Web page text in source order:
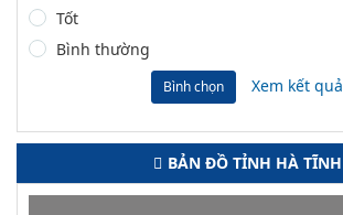
Tốt
Bình thường
Bình chọn Xem kết quả
BẢN ĐỒ TỈNH HÀ TĨNH